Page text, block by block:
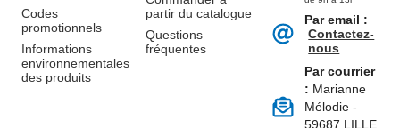
Codes
promotionnels
Informations
environnementales
des produits
partir du catalogue
Questions
fréquentes
Par email :
Contactez-
nous
Par courrier
: Marianne
Mélodie -
59687 LILLE